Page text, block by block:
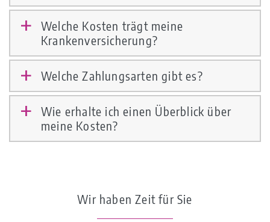
a
Welche Kosten trägt meine
Krankenversicherung?
a Welche Zahlungsarten gibt es?
a
Wie erhalte ich einen Überblick über
meine Kosten?
Wir haben Zeit für Sie